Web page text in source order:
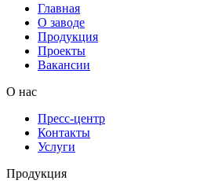
Главная
О заводе
Продукция
Проекты
Вакансии
О нас
Пресс-центр
Контакты
Услуги
Продукция